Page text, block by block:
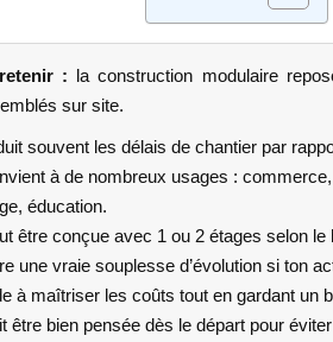
: la construction modulaire
sur site.
souvent les délais de chantier par
à de nombreux usages :
éducation.
être conçue avec 1 ou 2 étages selon le
une vraie souplesse d’évolution si ton
à maîtriser les coûts tout en gardant un
être bien pensée dès le départ pour